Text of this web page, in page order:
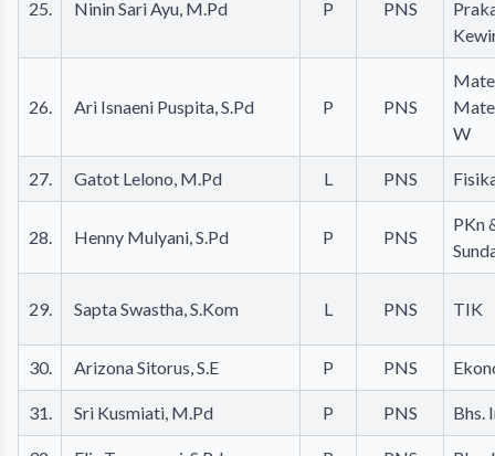
25. Ninin Sari Ayu, M.Pd P PNS
26. Ari Isnaeni Puspita, S.Pd P PNS
W
27. Gatot Lelono, M.Pd L PNS
28. Henny Mulyani, S.Pd P PNS
PKn
29. Sapta Swastha, S.Kom L PNS TIK
30. Arizona Sitorus, S.E P PNS
31. Sri Kusmiati, M.Pd P PNS Bhs.